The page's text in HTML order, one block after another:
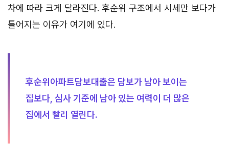
차에 따라 크게 달라진다. 후순위 구조에서 시세만 보다가
틀어지는 이유가 여기에 있다.
후순위아파트담보대출은 담보가 남아 보이는
집보다, 심사 기준에 남아 있는 여력이 더 많은
집에서 빨리 열린다.